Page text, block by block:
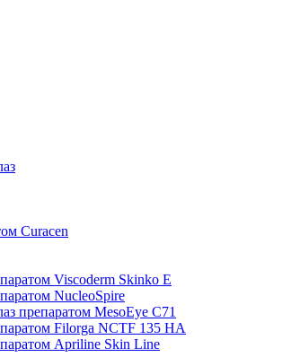
Curacen
Viscoderm Skinko E
NucleoSpire
препаратом MesoEye С71
Filorga NCTF 135 HA
Apriline Skin Line